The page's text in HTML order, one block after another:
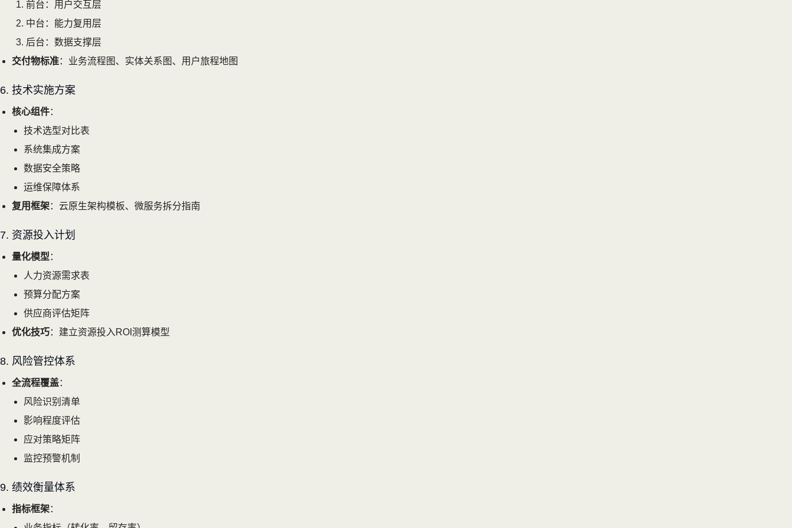
前台：用户交互层
中台：能力复用层
后台：数据支撑层
交付物标准：业务流程图、实体关系图、用户旅程地图
6. 技术实施方案
核心组件：
技术选型对比表
系统集成方案
数据安全策略
运维保障体系
复用框架：云原生架构模板、微服务拆分指南
7. 资源投入计划
量化模型 ：
人力资源需求表
预算分配方案
供应商评估矩阵
优化技巧：建立资源投入ROI测算模型
8. 风险管控体系
全流程覆盖：
风险识别清单
影响程度评估
应对策略矩阵
监控预警机制
9. 绩效衡量体系
指标框架：